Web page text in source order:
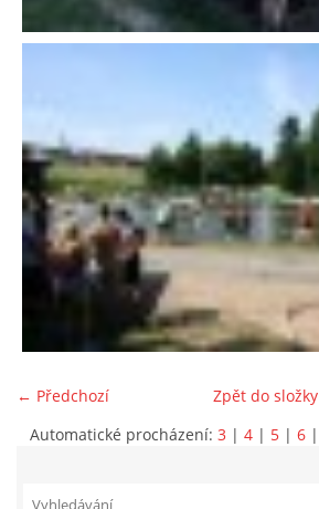
← Předchozí
Zpět do složky
Automatické procházení: 3 | 4 | 5 | 6 |